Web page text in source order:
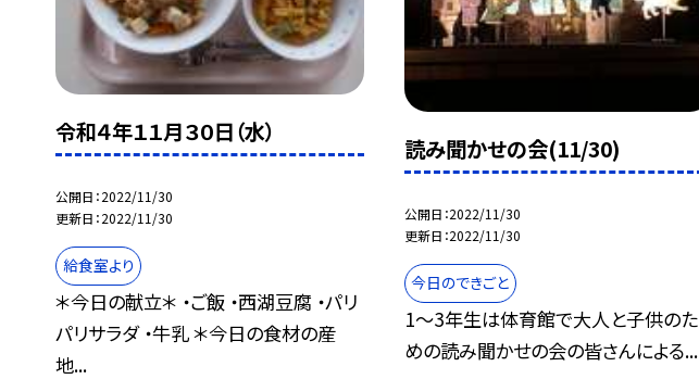
令和４年１１月３０日（水）
公開日 2022/11/30
更新日 2022/11/30
給食室より
＊今日の献立＊ ・ご飯 ・西湖豆腐 ・パリ
パリサラダ ・牛乳 ＊今日の食材の産
地...
読み聞かせの会(11/30)
公開日 2022/11/30
更新日 2022/11/30
今日のできごと
1〜3年生は体育館で大人と子供のた
めの読み聞かせの会の皆さんによる...